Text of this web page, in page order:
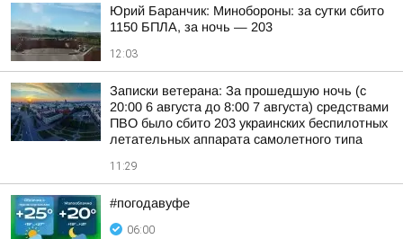
Юрий Баранчик: Минобороны: за сутки сбито
1150 БПЛА, за ночь — 203
12:03
Записки ветерана: За прошедшую ночь (с
20:00 6 августа до 8:00 7 августа) средствами
ПВО было сбито 203 украинских беспилотных
летательных аппарата самолетного типа
11:29
#погодавуфе
06:00